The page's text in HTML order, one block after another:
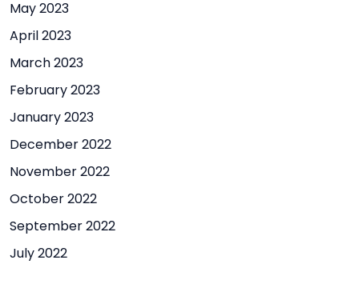
May 2023
April 2023
March 2023
February 2023
January 2023
December 2022
November 2022
October 2022
September 2022
July 2022